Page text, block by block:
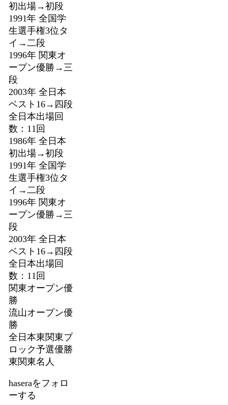
初出場→初段
1991年 全国学
生選手権3位タ
イ→二段
1996年 関東オ
ープン優勝→三
段
2003年 全日本
ベスト16→四段
全日本出場回
数：11回
1986年 全日本
初出場→初段
1991年 全国学
生選手権3位タ
イ→二段
1996年 関東オ
ープン優勝→三
段
2003年 全日本
ベスト16→四段
全日本出場回
数：11回
関東オープン優
勝
流山オープン優
勝
全日本東関東ブ
ロック予選優勝
東関東名人
haseraをフォロ
ーする